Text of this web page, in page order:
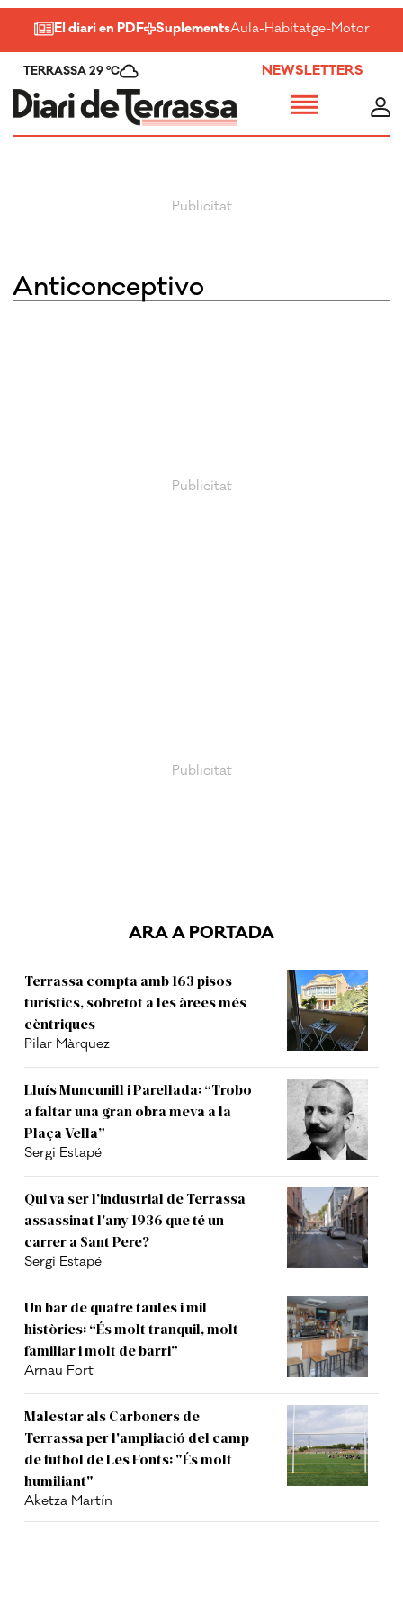
El diari en PDF SuplementsAula-Habitatge-Motor-
TERRASSA 29 ºC NEWSLETTERS
Anticonceptivo
ARA A PORTADA
Terrassa compta amb 163 pisos
turístics, sobretot a les àrees més
cèntriques
Pilar Màrquez
Lluís Muncunill i Parellada: “Trobo
a faltar una gran obra meva a la
Plaça Vella”
Sergi Estapé
Qui va ser l'industrial de Terrassa
assassinat l'any 1936 que té un
carrer a Sant Pere?
Sergi Estapé
Un bar de quatre taules i mil
històries: “És molt tranquil, molt
familiar i molt de barri”
Arnau Fort
Malestar als Carboners de
Terrassa per l'ampliació del camp
de futbol de Les Fonts: "És molt
humiliant"
Aketza Martín